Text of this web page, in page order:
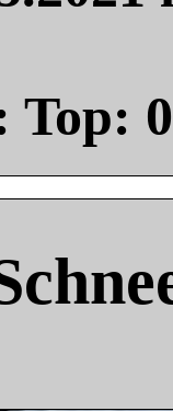
Top: 0